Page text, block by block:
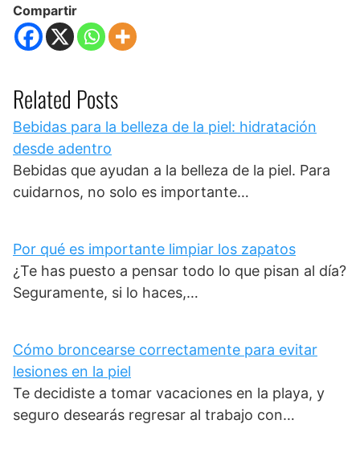
Compartir
Related Posts
Bebidas para la belleza de la piel: hidratación
desde adentro
Bebidas que ayudan a la belleza de la piel. Para
cuidarnos, no solo es importante…
Por qué es importante limpiar los zapatos
¿Te has puesto a pensar todo lo que pisan al día?
Seguramente, si lo haces,…
Cómo broncearse correctamente para evitar
lesiones en la piel
Te decidiste a tomar vacaciones en la playa, y
seguro desearás regresar al trabajo con…